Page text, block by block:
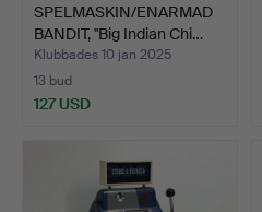
SPELMASKIN/ENARMAD
BANDIT, "Big Indian Chi…
Klubbades 10 jan 2025
13 bud
127 USD